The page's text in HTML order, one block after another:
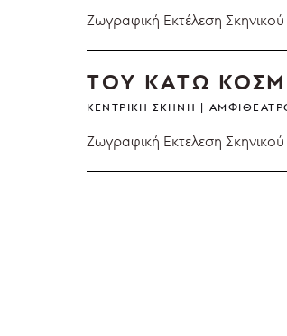
Ζωγραφική Eκτέλεση Σκηνικού
ΤΟΥ ΚΑΤΩ
ΚΕΝΤΡΙΚΉ ΣΚΗΝΉ
Ζωγραφική Εκτελεση Σκηνικού